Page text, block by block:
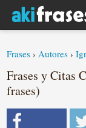
Frases ›Autores ›
Frases y Citas
frases)